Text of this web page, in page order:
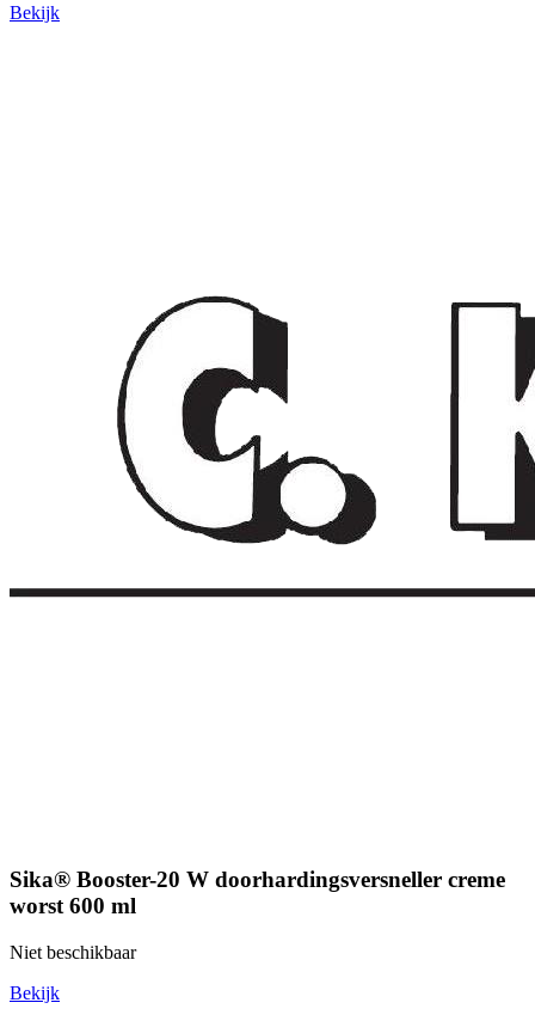
Bekijk
Sika® Booster-20 W doorhardingsversneller creme
worst 600 ml
Niet beschikbaar
Bekijk